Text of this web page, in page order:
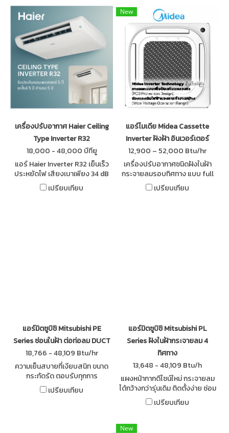
เครื่องปรับอากาศ Haier Ceiling
Type Inverter R32
18,000 - 48,000 บีทียู
แอร์ Haier Inverter R32 เย็นเร็ว
ประหยัดไฟ เสียงเบาเพียง 34 dB
พร้อมระบบ Self-Cleaning ล้าง
คอยล์อัตโนมัติ อายุการใช้งาน
เปรียบเทียบ
New
แอร์ไมเดีย Midea Cassette
Inverter ฝังฝ้า อินเวอร์เตอร์
12,900 – 52,000 Btu/hr
เครื่องปรับอากาศชนิดฝังในฝ้า
กระจายลมรอบทิศทาง แบบ full
DC inverter ช่วยเร่งทำความเย็น
เร็วกว่า ทำงานได้แม้ขณะที่อุณหภูมิ
เปรียบเทียบ
แอร์มิตซูบิชิ Mitsubishi PE
Series ซ่อนในฝ้า ต่อท่อลม DUCT
18,766 - 48,109 Btu/hr
ความเย็นสบายที่เงียบสนิท ขนาด
กระทัดรัด ตอบรับทุกการ
ออกแบบ ตัวเครื่องมีความสูง
250 มม. ครบครันด้วยฟังก์ชั่นที่
เปรียบเทียบ
แอร์มิตซูบิชิ Mitsubishi PL
Series ฝังในฝ้ากระจายลม 4
ทิศทาง
13,648 - 48,109 Btu/h
แผงหน้ากากดีไซน์ใหม่ กระจายลม
ได้กว้างกว่ารุ่นเดิม ติดตั้งง่าย ซ่อม
บำรุงสะดวก Non Inverter ระบบ
ธรรมดา น้ำยา R32 ที่ไม่ส่งผลกระ
เปรียบเทียบ
New